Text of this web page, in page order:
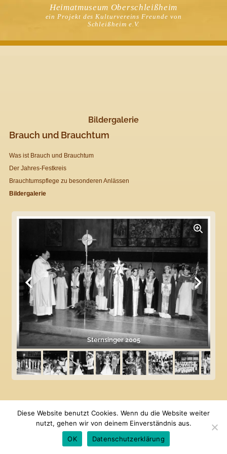
Heimatmuseum Oberschleißheim
ein Projekt des Kulturvereins Freunde von
Schleißheim e.V.
Bildergalerie
Brauch und Brauchtum
Was ist Brauch und Brauchtum
Der Jahres-Festkreis
Brauchtumspflege zu besonderen Anlässen
Bildergalerie
Sternsinger 2005
Diese Website benutzt Cookies. Wenn du die Website weiter
nutzt, gehen wir von deinem Einverständnis aus.
OK
Datenschutzerklärung